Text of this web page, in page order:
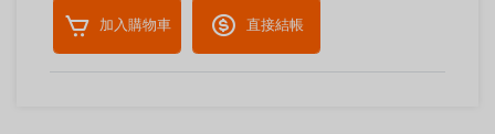
加入購物車 直接結帳